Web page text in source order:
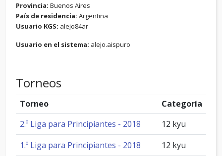
Provincia: Buenos Aires
País de residencia: Argentina
Usuario KGS: alejo84ar
Usuario en el sistema: alejo.aispuro
Torneos
Torneo
Categoría
2.º Liga para Principiantes - 2018
12 kyu
1.º Liga para Principiantes - 2018
12 kyu